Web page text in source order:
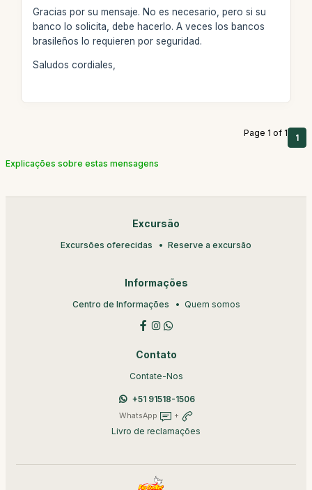
Gracias por su mensaje. No es necesario, pero si su
banco lo solicita, debe hacerlo. A veces los bancos
brasileños lo requieren por seguridad.
Saludos cordiales,
Page 1 of 1 1
Explicações sobre estas mensagens
Excursão
Excursões oferecidas Reserve a excursão
Informações
Centro de Informações Quem somos
Contato
Contate-Nos
+51 91518-1506
WhatsApp +
Livro de reclamações